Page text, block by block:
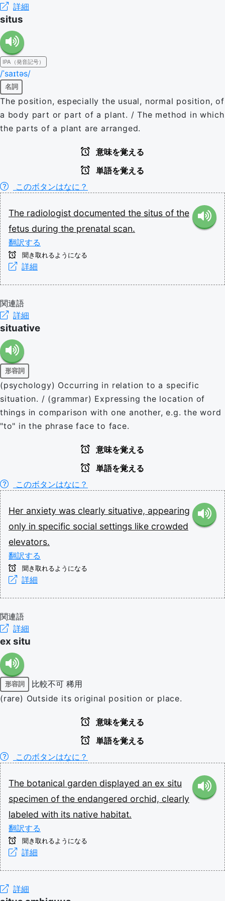
詳細
situs
IPA（発音記号）
/ˈsaɪtəs/
名詞
The position, especially the usual, normal position, of
a body part or part of a plant. / The method in which
the parts of a plant are arranged.
意味を覚える
単語を覚える
このボタンはなに？
The radiologist documented the situs of the
fetus during the prenatal scan.
翻訳する
聞き取れるようになる
詳細
関連語
詳細
situative
形容詞
(psychology) Occurring in relation to a specific
situation. / (grammar) Expressing the location of
things in comparison with one another, e.g. the word
"to" in the phrase face to face.
意味を覚える
単語を覚える
このボタンはなに？
Her anxiety was clearly situative, appearing
only in specific social settings like crowded
elevators.
翻訳する
聞き取れるようになる
詳細
関連語
詳細
ex situ
形容詞 比較不可 稀用
(rare) Outside its original position or place.
意味を覚える
単語を覚える
このボタンはなに？
The botanical garden displayed an ex situ
specimen of the endangered orchid, clearly
labeled with its native habitat.
翻訳する
聞き取れるようになる
詳細
詳細